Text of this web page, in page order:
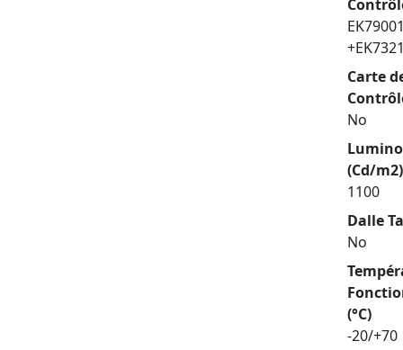
Carte
No
(Cd/m2)
1100
Dalle
No
(°C)
-20/+70